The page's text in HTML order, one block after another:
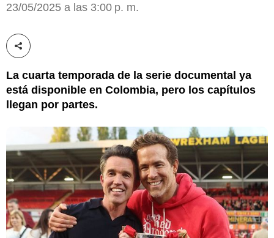
23/05/2025 a las 3:00 p. m.
Compartir esta noticia
La cuarta temporada de la serie documental ya
está disponible en Colombia, pero los capítulos
llegan por partes.